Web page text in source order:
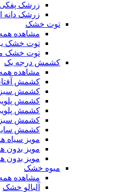
زرشک پفکی
زرشک دانه
توت خشک
مشاهده
توت خشک
توت خشک
کشمش درجه یک
مشاهده
کشمش
کشمش سبز
کشمش
کشمش
کشمش سبز
کشمش
مویز سیاه
مویز
مویز بدون
میوه خشک
مشاهده
آلبالو خشک